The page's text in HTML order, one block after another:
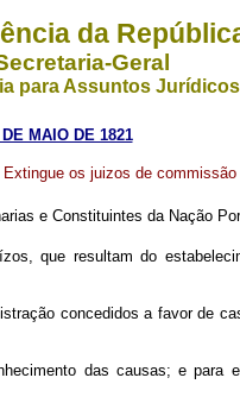
da
Geral
para Assuntos Jurídicos
MAIO DE 1821
Extingue os juizos de
e Constituintes da Nação
que resultam do
concedidos a favor de
das causas; e para